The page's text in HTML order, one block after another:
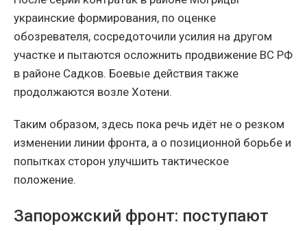
украинские формирования, по оценке
обозревателя, сосредоточили усилия на другом
участке и пытаются осложнить продвижение ВС РФ
в районе Садков. Боевые действия также
продолжаются возле Хотени.
Таким образом, здесь пока речь идёт не о резком
изменении линии фронта, а о позиционной борьбе и
попытках сторон улучшить тактическое
положение.
Запорожский фронт: поступают